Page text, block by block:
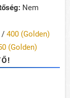
Nem
/ 400 (Golden)
(Golden)